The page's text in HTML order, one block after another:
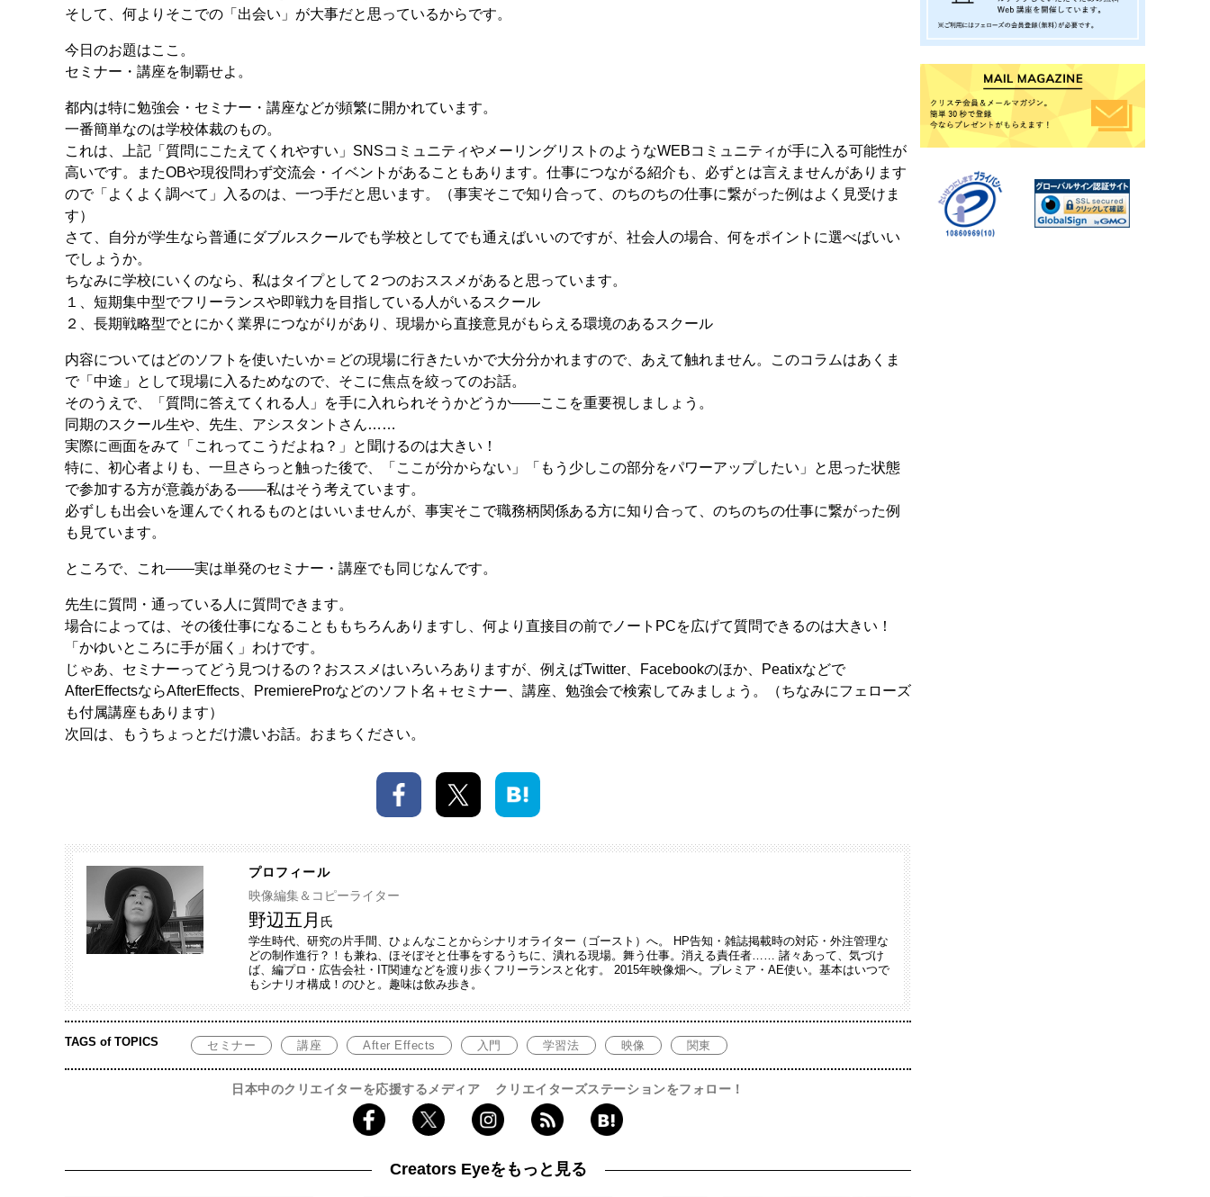
そして、何よりそこでの「出会い」が大事だと思っているからです。
今日のお題はここ。
セミナー・講座を制覇せよ。
都内は特に勉強会・セミナー・講座などが頻繁に開かれています。
一番簡単なのは学校体裁のもの。
これは、上記「質問にこたえてくれやすい」SNSコミュニティやメーリングリストのようなWEBコミュニティが手に入る可能性が
高いです。またOBや現役問わず交流会・イベントがあることもあります。仕事につながる紹介も、必ずとは言えませんがあります
ので「よくよく調べて」入るのは、一つ手だと思います。（事実そこで知り合って、のちのちの仕事に繋がった例はよく見受けま
す）
さて、自分が学生なら普通にダブルスクールでも学校としてでも通えばいいのですが、社会人の場合、何をポイントに選べばいい
でしょうか。
ちなみに学校にいくのなら、私はタイプとして２つのおススメがあると思っています。
１、短期集中型でフリーランスや即戦力を目指している人がいるスクール
２、長期戦略型でとにかく業界につながりがあり、現場から直接意見がもらえる環境のあるスクール
内容についてはどのソフトを使いたいか＝どの現場に行きたいかで大分分かれますので、あえて触れません。このコラムはあくま
で「中途」として現場に入るためなので、そこに焦点を絞ってのお話。
そのうえで、「質問に答えてくれる人」を手に入れられそうかどうか――ここを重要視しましょう。
同期のスクール生や、先生、アシスタントさん……
実際に画面をみて「これってこうだよね？」と聞けるのは大きい！
特に、初心者よりも、一旦さらっと触った後で、「ここが分からない」「もう少しこの部分をパワーアップしたい」と思った状態
で参加する方が意義がある――私はそう考えています。
必ずしも出会いを運んでくれるものとはいいませんが、事実そこで職務柄関係ある方に知り合って、のちのちの仕事に繋がった例
も見ています。
ところで、これ――実は単発のセミナー・講座でも同じなんです。
先生に質問・通っている人に質問できます。
場合によっては、その後仕事になることももちろんありますし、何より直接目の前でノートPCを広げて質問できるのは大きい！
「かゆいところに手が届く」わけです。
じゃあ、セミナーってどう見つけるの？おススメはいろいろありますが、例えばTwitter、Facebookのほか、Peatixなどで
AfterEffectsならAfterEffects、PremiereProなどのソフト名＋セミナー、講座、勉強会で検索してみましょう。（ちなみにフェローズ
も付属講座もあります）
次回は、もうちょっとだけ濃いお話。おまちください。
プロフィール
映像編集＆コピーライター
野辺五月 氏
学生時代、研究の片手間、ひょんなことからシナリオライター（ゴースト）へ。 HP告知・雑誌掲載時の対応・外注管理な
どの制作進行？！も兼ね、ほそぼそと仕事をするうちに、潰れる現場。舞う仕事。消える責任者…… 諸々あって、気づけ
ば、編プロ・広告会社・IT関連などを渡り歩くフリーランスと化す。 2015年映像畑へ。プレミア・AE使い。基本はいつで
もシナリオ構成！のひと。趣味は飲み歩き。
TAGS of TOPICS セミナー 講座 After Effects 入門 学習法 映像 関東
日本中のクリエイターを応援するメディア クリエイターズステーションをフォロー！
Creators Eyeをもっと見る